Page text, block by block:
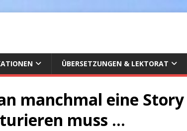
ÜBERSETZUNGEN & LEKTORAT
manchmal eine Story
muss …